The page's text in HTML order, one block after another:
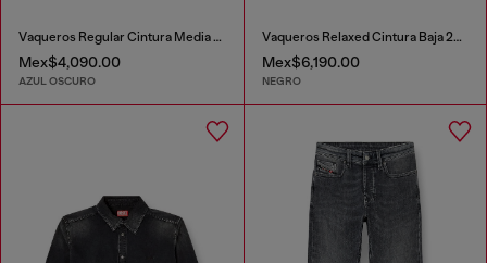
Vaqueros Regular Cintura Media 2023 D-Finitive
Mex$4,090.00
AZUL OSCURO
Vaqueros Relaxed Cintura Baja 2001 D-Macro
Mex$6,190.00
NEGRO